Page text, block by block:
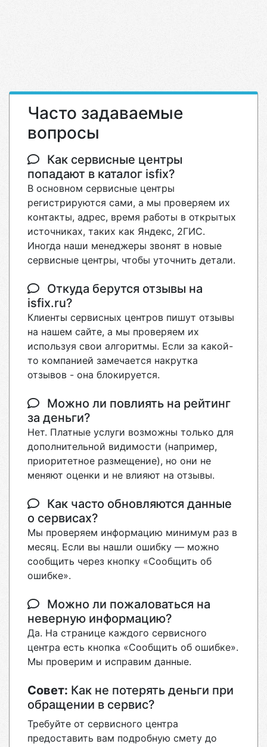
Часто задаваемые
вопросы
Как сервисные центры
попадают в каталог isfix?
В основном сервисные центры
регистрируются сами, а мы проверяем их
контакты, адрес, время работы в открытых
источниках, таких как Яндекс, 2ГИС.
Иногда наши менеджеры звонят в новые
сервисные центры, чтобы уточнить детали.
Откуда берутся отзывы на
isfix.ru?
Клиенты сервисных центров пишут отзывы
на нашем сайте, а мы проверяем их
используя свои алгоритмы. Если за какой-
то компанией замечается накрутка
отзывов - она блокируется.
Можно ли повлиять на рейтинг
за деньги?
Нет. Платные услуги возможны только для
дополнительной видимости (например,
приоритетное размещение), но они не
меняют оценки и не влияют на отзывы.
Как часто обновляются данные
о сервисах?
Мы проверяем информацию минимум раз в
месяц. Если вы нашли ошибку — можно
сообщить через кнопку «Сообщить об
ошибке».
Можно ли пожаловаться на
неверную информацию?
Да. На странице каждого сервисного
центра есть кнопка «Сообщить об ошибке».
Мы проверим и исправим данные.
Совет: Как не потерять деньги при
обращении в сервис?
Требуйте от сервисного центра
предоставить вам подробную смету до